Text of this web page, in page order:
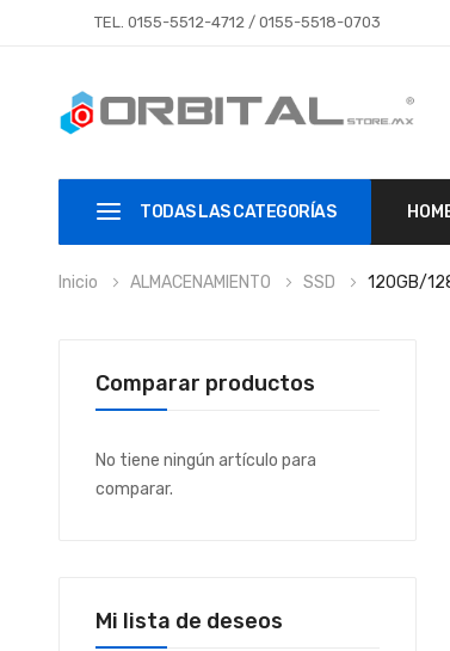
TEL. 0155-5512-4712/ 0155-5518-0703
TODAS LAS CATEGORÍAS
Inicio ALMACENAMIENTO SSD 120GB/
Comparar productos
No tiene ningún artículo para
comparar.
Mi lista de deseos